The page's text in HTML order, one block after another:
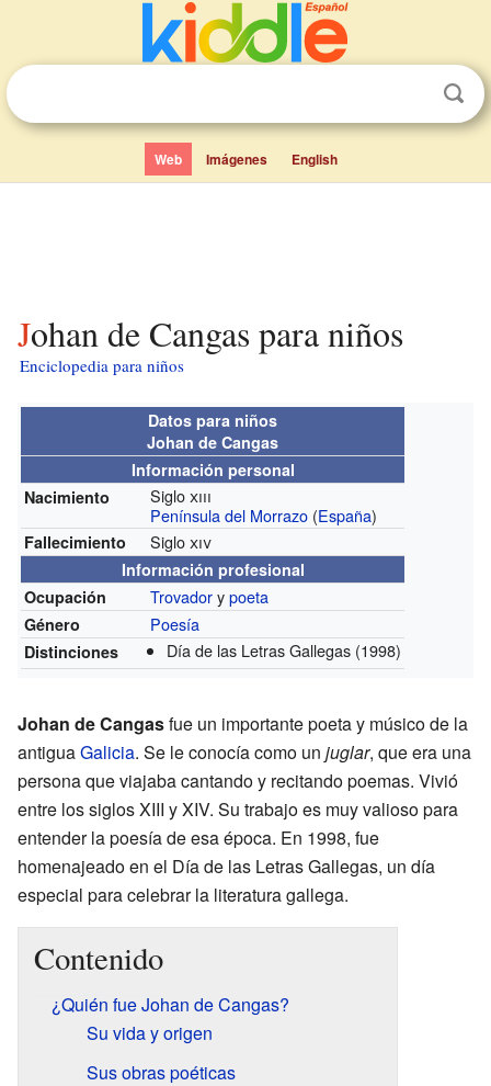
Web Imágenes English
Johan de Cangas para niños
Enciclopedia para niños
Datos para niños
Johan de Cangas
Información personal
Nacimiento
Sigloxiii
Península del Morrazo (España)
Fallecimiento Sigloxiv
Información profesional
Ocupación
Trovadorypoeta
Género Poesía
Distinciones Día de las Letras Gallegas (1998)
Johan de Cangasfue un importante poeta y músico de la
antiguaGalicia. Se le conocía como un juglar, que era una
persona que viajaba cantando y recitando poemas. Vivió
entre los siglos XIII y XIV. Su trabajo es muy valioso para
entender la poesía de esa época. En 1998, fue
homenajeado en el Día de las Letras Gallegas, un día
especial para celebrar la literatura gallega.
Contenido
¿Quién fue Johan de Cangas?
Su vida y origen
Sus obras poéticas